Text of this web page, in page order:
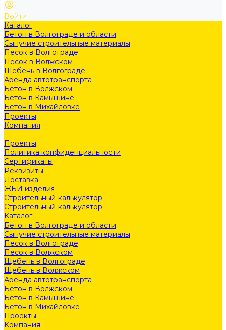
Войти
Каталог
Бетон в Волгограде и области
Сыпучие строительные материалы
Песок в Волгограде
Песок в Волжском
Щебень в Волгограде
Аренда автотранспорта
Бетон в Волжском
Бетон в Камышине
Бетон в Михайловке
Проекты
Компания
Проекты
Политика конфиденциальности
Сертификаты
Реквизиты
Доставка
ЖБИ изделия
Строительный калькулятор
Строительный калькулятор
Каталог
Бетон в Волгограде и области
Сыпучие строительные материалы
Песок в Волгограде
Песок в Волжском
Щебень в Волгограде
Щебень в Волжском
Аренда автотранспорта
Бетон в Волжском
Бетон в Камышине
Бетон в Михайловке
Проекты
Компания